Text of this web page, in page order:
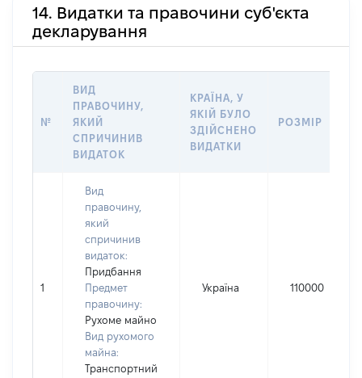
14. Видатки та правочини суб'єкта
декларування
№
ВИД
ПРАВОЧИНУ,
ЯКИЙ
СПРИЧИНИВ
ВИДАТОК
КРАЇНА, У
ЯКІЙ БУЛО
ЗДІЙСНЕНО
ВИДАТКИ
РОЗМІР
1
Вид
правочину,
який
спричинив
видаток:
Придбання
Предмет
правочину:
Рухоме майно
Вид рухомого
майна:
Транспортний
Україна 110000